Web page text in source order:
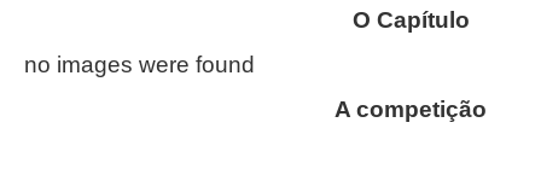
O Capítulo
no images were found
A competição